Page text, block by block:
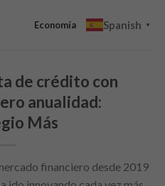
Economía Spanish ▼
de crédito con
anualidad:
Más
financiero desde 2019